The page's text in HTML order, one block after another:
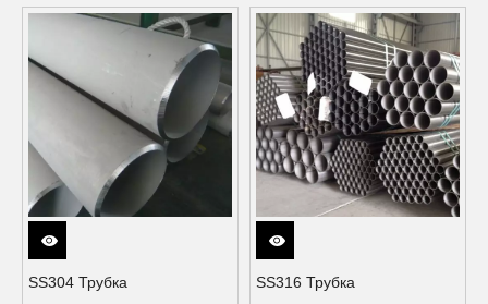
SS304 Трубка SS316 Трубка